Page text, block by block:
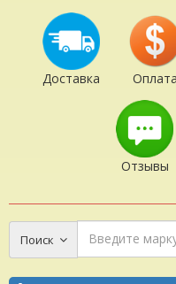
Доставка Оплата
Отзывы
Поиск